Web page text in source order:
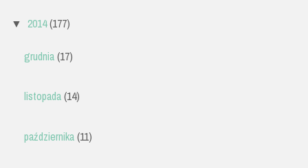
▼ 2014(177)
grudnia(17)
listopada(14)
października(11)